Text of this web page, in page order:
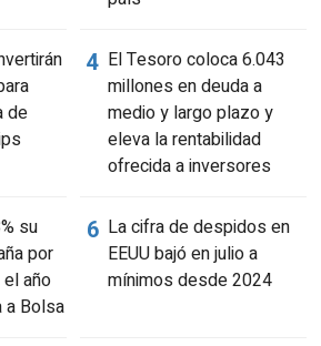
de
El Tesoro coloca 6.043
millones en deuda a
medio y largo plazo y
eleva la rentabilidad
ofrecida a inversores
su
por
año
a Bolsa
La cifra de despidos en
EEUU bajó en julio a
mínimos desde 2024